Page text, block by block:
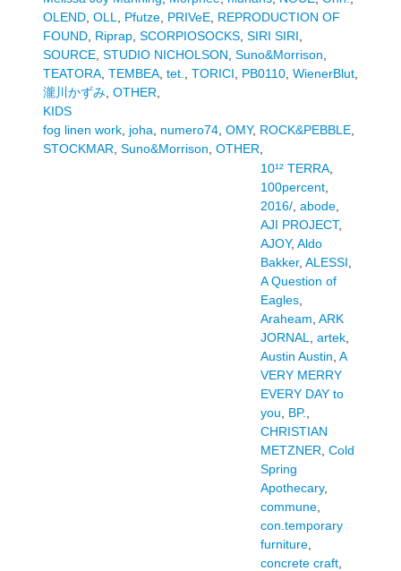
OLEND, OLL Pfutze, PRIVeE, REPRODUCTION OF
FOUND, Riprap, SCORPIOSOCKS, SIRI SIRI
SOURCE, STUDIO NICHOLSON Suno&Morrison
TEATORA, TEMBEA, tet. TORICI PB0110, WienerBlut,
瀧川かずみ, OTHER
KIDS
fog linen work, joha numero74, OMY, ROCK&PEBBLE,
STOCKMAR Suno&Morrison OTHER
10¹² TERRA,
100percent,
2016/, abode,
AJI PROJECT,
AJOY, Aldo
Bakker, ALESSI
A Question of
Eagles,
Araheam ARK
JORNAL
artek,
Austin Austin A
VERY MERRY
EVERY DAY to
you
BP.
CHRISTIAN
METZNER Cold
Spring
Apothecary,
commune,
con.temporary
furniture,
concrete craft,